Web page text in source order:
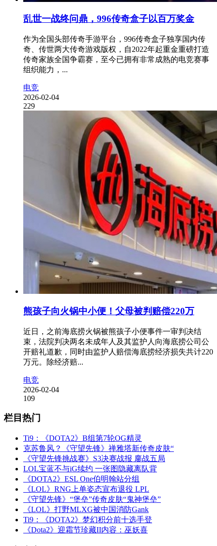
乱世一战终问鼎，996传奇盒子以百万奖金
作为全国头部传奇手游平台，996传奇盒子独享国内传
奇、传世两大传奇游戏版权，自2022年起重金重磅打造
传奇家族全国争霸赛，至今已拥有非常成熟的电竞赛事
组织能力，...
电竞
2026-02-04
229
熊孩子向火锅中小便！父母被判赔偿220万
近日，之前海底捞火锅被熊孩子小便事件一审判决结
束，法院判决两名未成年人及其监护人向海底捞公司公
开赔礼道歉，同时由监护人赔偿海底捞经济损失共计220
万元。除经济赔...
电竞
2026-02-04
109
栏目热门
Ti9：《DOTA2》B组第7轮OG精灵
克苏鲁风？《守望先锋》禅雅塔新传奇皮肤“
《守望先锋挑战赛》S3决赛战报 鏖战五局
LOL宝蓝不与iG续约 一张图隐藏离队背
《DOTA2》ESL One伯明翰站分组
《LOL》RNG上单姿态宣布退役 LPL
《守望先锋》“堡垒”传奇皮肤“鬼神堡垒”
《LOL》打野MLXG被中国消防Gank
Ti9：《DOTA2》梦幻积分前十选手登
《Dota2》迎霜节珍藏II内容：巫妖喜